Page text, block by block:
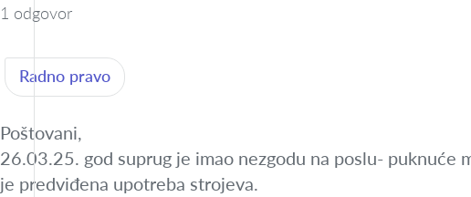
1 odgovor
Radno pravo
Poštovani,
26.03.25. god suprug je imao nezgodu na poslu- puknuće
je predviđena upotreba strojeva.